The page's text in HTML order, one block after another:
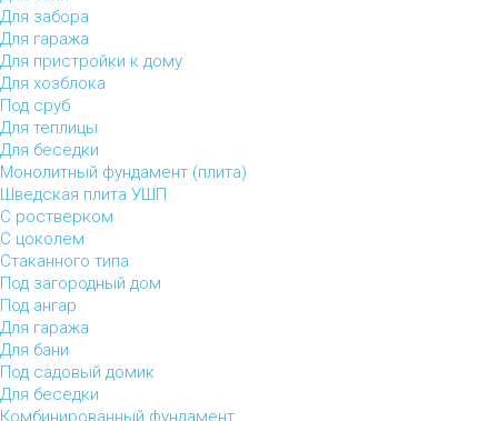
Для забора
Для гаража
Для пристройки к дому
Для хозблока
Под сруб
Для теплицы
Для беседки
Монолитный фундамент (плита)
Шведская плита УШП
С ростверком
С цоколем
Стаканного типа
Под загородный дом
Под ангар
Для гаража
Для бани
Под садовый домик
Для беседки
Комбинированный фундамент